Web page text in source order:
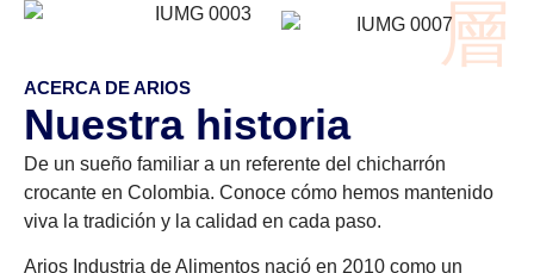
ACERCA DE ARIOS
Nuestra historia
De un sueño familiar a un referente del chicharrón
crocante en Colombia. Conoce cómo hemos mantenido
viva la tradición y la calidad en cada paso.
Arios Industria de Alimentos nació en 2010 como un